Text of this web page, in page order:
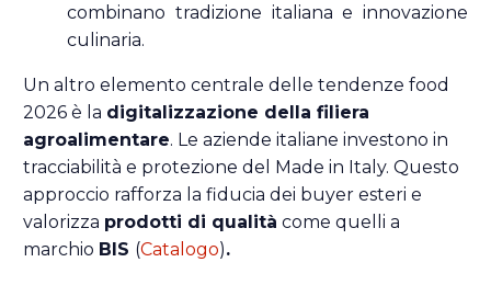
combinano tradizione italiana e innovazione
culinaria.
Un altro elemento centrale delle tendenze food
2026 è la digitalizzazione della filiera
agroalimentare. Le aziende italiane investono in
tracciabilità e protezione del Made in Italy. Questo
approccio rafforza la fiducia dei buyer esteri e
valorizza prodotti di qualità come quelli a
marchio BIS (Catalogo).